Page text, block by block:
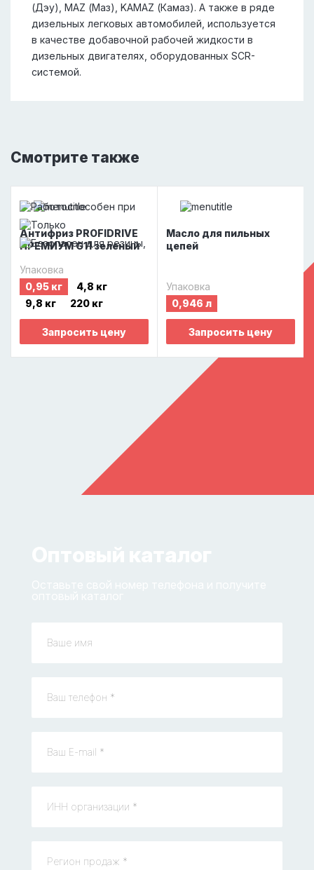
(Дэу), MAZ (Маз), KAMAZ (Камаз). А также в ряде
дизельных легковых автомобилей, используется
в качестве добавочной рабочей жидкости в
дизельных двигателях, оборудованных SCR-
системой.
Смотрите также
Антифриз PROFIDRIVE
ПРЕМИУМ G11 зеленый
Упаковка
0,95 кг
4,8 кг
9,8 кг
220 кг
Запросить цену
Масло для пильных
цепей
Упаковка
0,946 л
Запросить цену